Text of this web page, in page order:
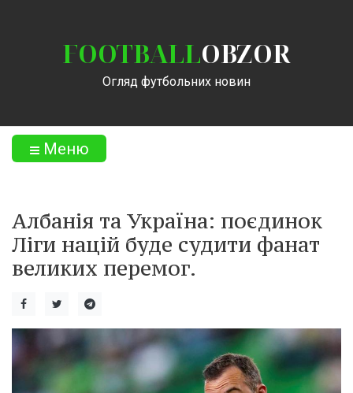
FOOTBALLOBZOR
Огляд футбольних новин
Меню
Албанія та Україна: поєдинок
Ліги націй буде судити фанат
великих перемог.